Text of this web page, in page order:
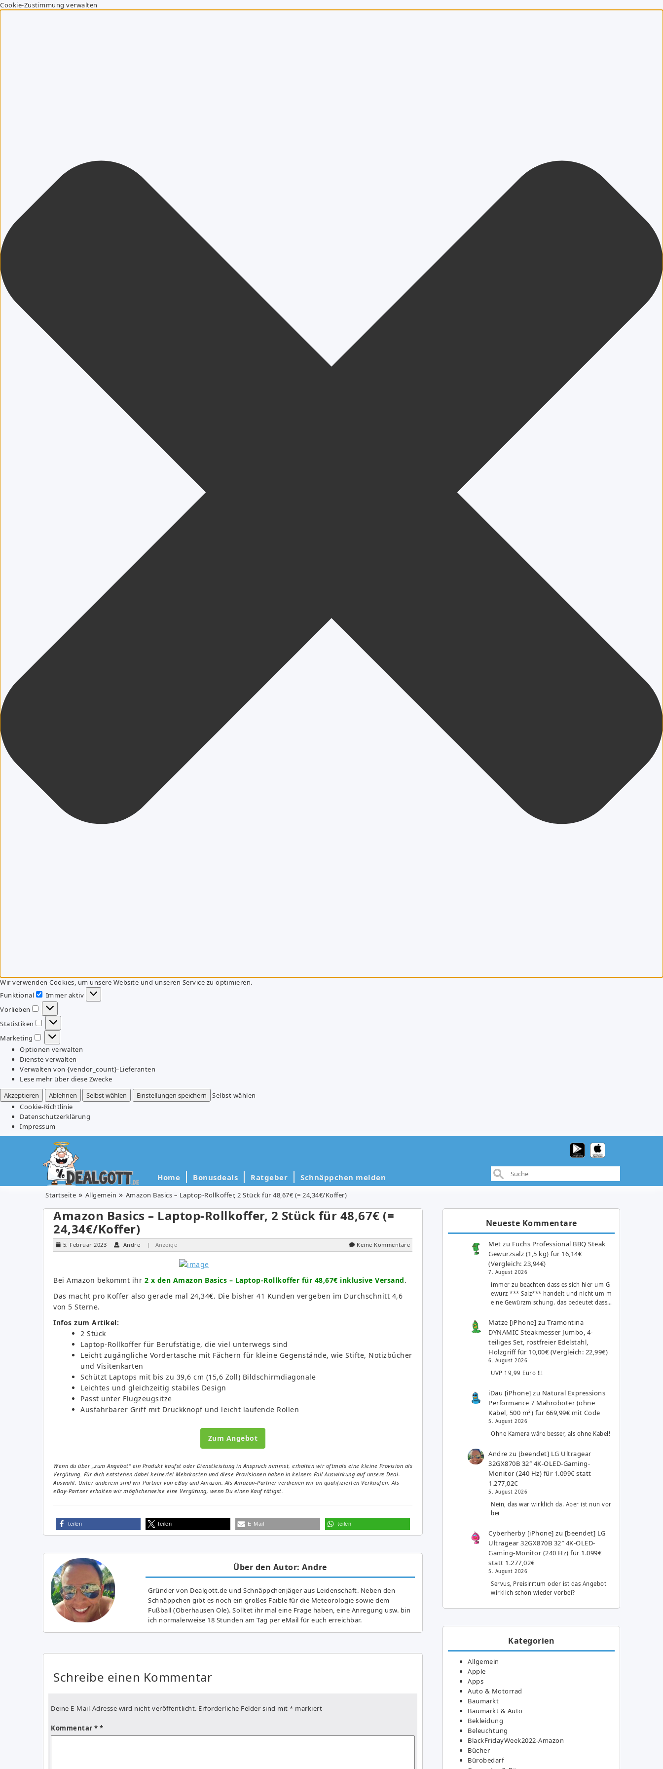
Cookie-Zustimmung verwalten
Wir verwenden Cookies, um unsere Website und unseren Service zu optimieren.
Funktional
Funktional
Immer aktiv
Vorlieben
Vorlieben
Statistiken
Statistiken
Marketing
Marketing
Optionen verwalten
Dienste verwalten
Verwalten von {vendor_count}-Lieferanten
Lese mehr über diese Zwecke
Akzeptieren
Ablehnen Selbst wählen Einstellungen speichern
Selbst wählen
Cookie-Richtlinie
Datenschutzerklärung
Impressum
Home Bonusdeals Ratgeber Schnäppchen melden
Startseite Allgemein Amazon Basics – Laptop-Rollkoffer, 2 Stück für 48,67€ (= 24,34€/Koffer)
Amazon Basics – Laptop-Rollkoffer, 2 Stück für 48,67€ (=
24,34€/Koffer)
5. Februar 2023 Andre | Anzeige Keine Kommentare
Bei Amazon bekommt ihr 2 x den Amazon Basics – Laptop-Rollkoffer für 48,67€ inklusive Versand.
Das macht pro Koffer also gerade mal 24,34€. Die bisher 41 Kunden vergeben im Durchschnitt 4,6
von 5 Sterne.
Infos zum Artikel:
2 Stück
Laptop-Rollkoffer für Berufstätige, die viel unterwegs sind
Leicht zugängliche Vordertasche mit Fächern für kleine Gegenstände, wie Stifte, Notizbücher
und Visitenkarten
Schützt Laptops mit bis zu 39,6 cm (15,6 Zoll) Bildschirmdiagonale
Leichtes und gleichzeitig stabiles Design
Passt unter Flugzeugsitze
Ausfahrbarer Griff mit Druckknopf und leicht laufende Rollen
Zum Angebot
Wenn du über „zum Angebot“ ein Produkt kaufst oder Dienstleistung in Anspruch nimmst, erhalten wir oftmals eine kleine Provision als
Vergütung. Für dich entstehen dabei keinerlei Mehrkosten und diese Provisionen haben in keinem Fall Auswirkung auf unsere Deal-
Auswahl. Unter anderem sind wir Partner von eBay und Amazon. Als Amazon-Partner verdienen wir an qualifizierten Verkäufen. Als
eBay-Partner erhalten wir möglicherweise eine Vergütung, wenn Du einen Kauf tätigst.
teilen teilen E-Mail teilen
Über den Autor: Andre
Gründer von Dealgott.de und Schnäppchenjäger aus Leidenschaft. Neben den
Schnäppchen gibt es noch ein großes Fai­ble für die Meteorologie sowie dem
Fußball (Oberhausen Ole). Solltet ihr mal eine Frage haben, eine Anregung usw. bin
ich normalerweise 18 Stunden am Tag per eMail für euch erreichbar.
Schreibe einen Kommentar
Deine E-Mail-Adresse wird nicht veröffentlicht. Erforderliche Felder sind mit * markiert
Kommentar *
Neueste Kommentare
Met zu Fuchs Professional BBQ Steak
Gewürzsalz (1,5 kg) für 16,14€
(Vergleich: 23,94€)
7. August 2026
immer zu beachten dass es sich hier um G
ewürz *** Salz*** handelt und nicht um m
eine Gewürzmischung. das bedeutet dass…
Matze [iPhone] zuTramontina
DYNAMIC Steakmesser Jumbo, 4-
teiliges Set, rostfreier Edelstahl,
Holzgriff für 10,00€ (Vergleich: 22,99€)
6. August 2026
UVP 19,99 Euro !!!
iDau [iPhone] zu Natural Expressions
Performance 7 Mähroboter (ohne
Kabel, 500 m²) für 669,99€ mit Code
5. August 2026
Ohne Kamera wäre besser, als ohne Kabel!
Andre zu [beendet] LG Ultragear
32GX870B 32″ 4K-OLED-Gaming-
Monitor (240 Hz) für 1.099€ statt
1.277,02€
5. August 2026
Nein, das war wirklich da. Aber ist nun vor
bei
Cyberherby [iPhone] zu [beendet] LG
Ultragear 32GX870B 32″ 4K-OLED-
Gaming-Monitor (240 Hz) für 1.099€
statt 1.277,02€
5. August 2026
Servus, Preisirrtum oder ist das Angebot
wirklich schon wieder vorbei?
Kategorien
Allgemein
Apple
Apps
Auto & Motorrad
Baumarkt
Baumarkt & Auto
Bekleidung
Beleuchtung
BlackFridayWeek2022-Amazon
Bücher
Bürobedarf